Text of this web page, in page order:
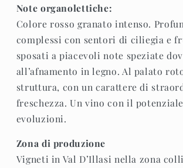
Note organolettiche:
Colore rosso granato intenso.
complessi con sentori di ciliegia e
sposati a piacevoli note speziate
all’afnamento in legno. Al palato
struttura, con un carattere di
freschezza. Un vino con il
evoluzioni.
Zona di produzione
Vigneti in Val D’Illasi nella zona